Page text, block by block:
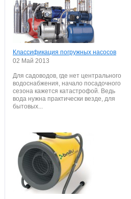
Классификация погружных насосов
02 Май 2013
Для садоводов, где нет центрального
водоснабжения, начало посадочного
сезона кажется катастрофой. Ведь
вода нужна практически везде, для
бытовых...